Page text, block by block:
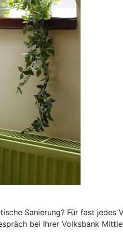
Sanierung? Für fast
bei Ihrer Volksbank